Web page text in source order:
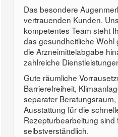
Das besondere
vertrauenden Kunden.
kompetentes Team steht
das gesundheitliche Wohl
die Arzneimittelabgabe
zahlreiche
Gute räumliche
Barrierefreiheit,
separater
Ausstattung für die
Rezepturbearbeitung sind
selbstverständlich.